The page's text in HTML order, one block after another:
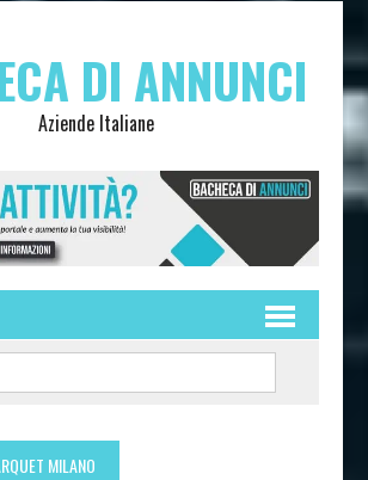
DI ANNUNCI
Aziende Italiane
MILANO